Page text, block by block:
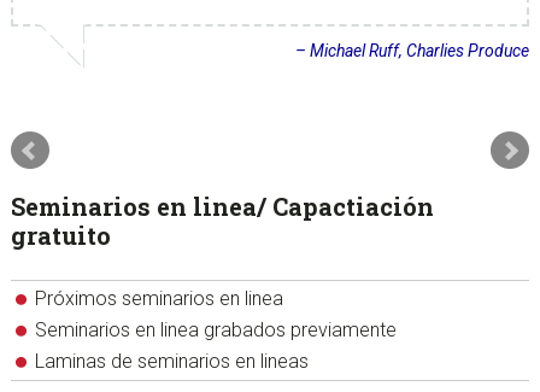
Michael Ruff Charlies Produce
Seminarios en linea/ Capactiación
gratuito
Próximos seminarios en linea
Seminarios en linea grabados previamente
Laminas de seminarios en lineas